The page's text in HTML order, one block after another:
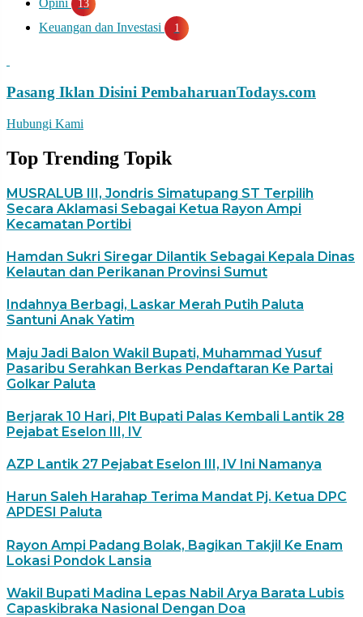
Opini 13
Keuangan dan Investasi 1
Pasang Iklan Disini PembaharuanTodays.com
Hubungi Kami
Top Trending Topik
MUSRALUB III, Jondris Simatupang ST Terpilih
Secara Aklamasi Sebagai Ketua Rayon Ampi
Kecamatan Portibi
Hamdan Sukri Siregar Dilantik Sebagai Kepala Dinas
Kelautan dan Perikanan Provinsi Sumut
Indahnya Berbagi, Laskar Merah Putih Paluta
Santuni Anak Yatim
Maju Jadi Balon Wakil Bupati, Muhammad Yusuf
Pasaribu Serahkan Berkas Pendaftaran Ke Partai
Golkar Paluta
Berjarak 10 Hari, Plt Bupati Palas Kembali Lantik 28
Pejabat Eselon III, IV
AZP Lantik 27 Pejabat Eselon III, IV Ini Namanya
Harun Saleh Harahap Terima Mandat Pj. Ketua DPC
APDESI Paluta
Rayon Ampi Padang Bolak, Bagikan Takjil Ke Enam
Lokasi Pondok Lansia
Wakil Bupati Madina Lepas Nabil Arya Barata Lubis
Capaskibraka Nasional Dengan Doa